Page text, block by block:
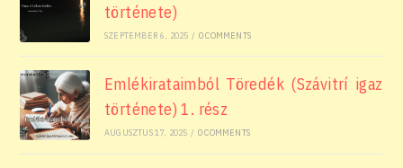
története)
SZEPTEMBER 6, 2025 / 0 COMMENTS
Emlékirataimból Töredék (Szávitrí igaz
története) 1. rész
AUGUSZTUS 17, 2025 / 0 COMMENTS